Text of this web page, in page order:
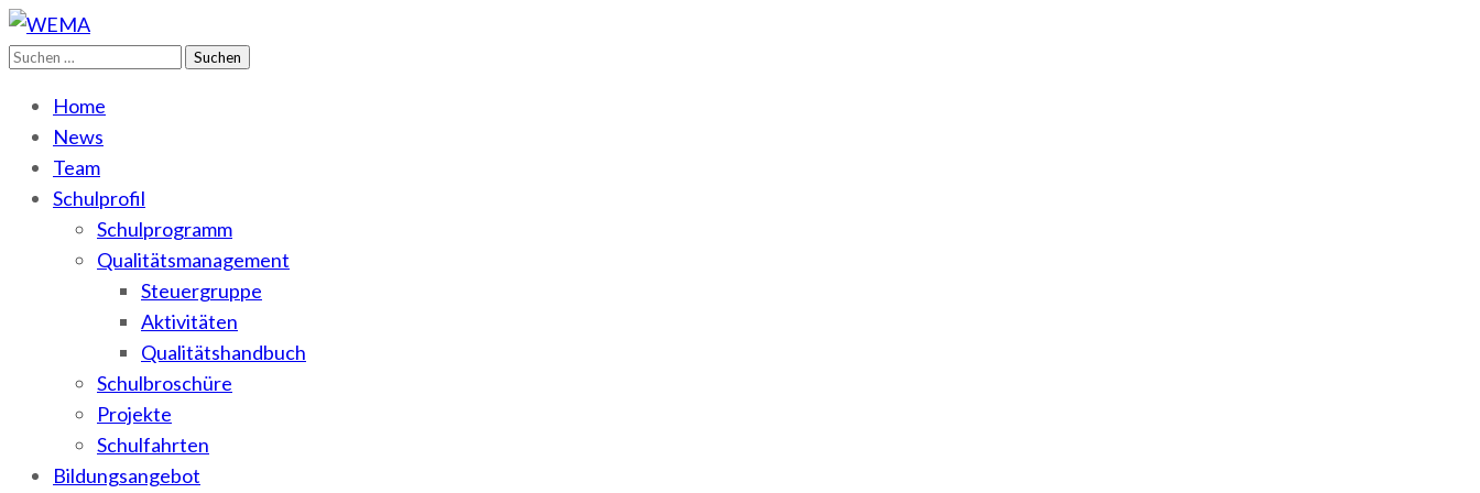
WEMA
BbS I des Salzlandkreises
Suchen
Home
News
Team
Schulprofil
Schulprogramm
Qualitätsmanagement
Steuergruppe
Aktivitäten
Qualitätshandbuch
Schulbroschüre
Projekte
Schulfahrten
Bildungsangebot